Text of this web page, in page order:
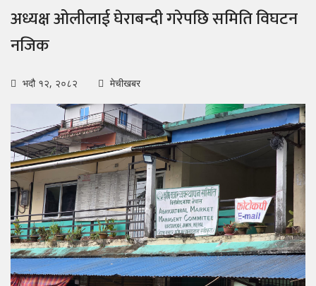
अध्यक्ष ओलीलाई घेराबन्दी गरेपछि समिति विघटन
नजिक
भदौ १२, २०८२ मेचीखबर